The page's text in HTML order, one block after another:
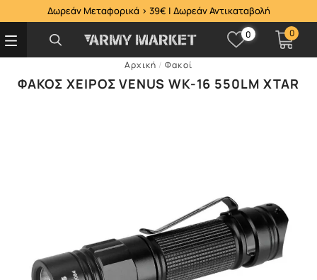
Δωρεάν Μεταφορικά > 39€ | Δωρεάν Αντικαταβολή
0 0
Αρχική / Φακοί
ΦΑΚΌΣ ΧΕΙΡΌΣ VENUS WK-16 550LM XTAR